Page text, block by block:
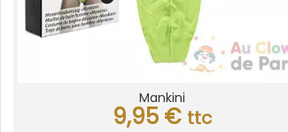
Mankini
9,95 € ttc